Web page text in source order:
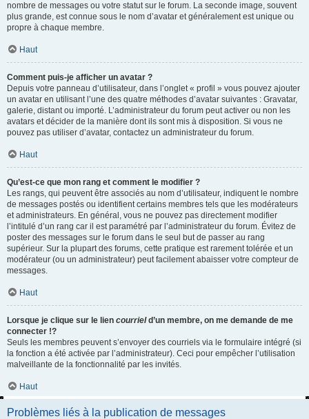
nombre de messages ou votre statut sur le forum. La seconde image, souvent
plus grande, est connue sous le nom d’avatar et généralement est unique ou
propre à chaque membre.
Haut
Comment puis-je afficher un avatar ?
Depuis votre panneau d’utilisateur, dans l’onglet « profil » vous pouvez ajouter
un avatar en utilisant l’une des quatre méthodes d’avatar suivantes : Gravatar,
galerie, distant ou importé. L’administrateur du forum peut activer ou non les
avatars et décider de la manière dont ils sont mis à disposition. Si vous ne
pouvez pas utiliser d’avatar, contactez un administrateur du forum.
Haut
Qu’est-ce que mon rang et comment le modifier ?
Les rangs, qui peuvent être associés au nom d’utilisateur, indiquent le nombre
de messages postés ou identifient certains membres tels que les modérateurs
et administrateurs. En général, vous ne pouvez pas directement modifier
l’intitulé d’un rang car il est paramétré par l’administrateur du forum. Évitez de
poster des messages sur le forum dans le seul but de passer au rang
supérieur. Sur la plupart des forums, cette pratique est rarement tolérée et un
modérateur (ou un administrateur) peut facilement abaisser votre compteur de
messages.
Haut
Lorsque je clique sur le lien courrield’un membre, on me demande de me
connecter !?
Seuls les membres peuvent s’envoyer des courriels via le formulaire intégré (si
la fonction a été activée par l’administrateur). Ceci pour empêcher l’utilisation
malveillante de la fonctionnalité par les invités.
Haut
Problèmes liés à la publication de messages